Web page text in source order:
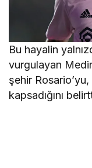
Bu hayalin
vurgulayan
şehir
kapsadığını